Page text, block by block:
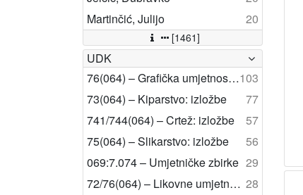
Martinčić, Julijo
20
[1461]
UDK
76(064) – Grafička umjetnost: izložbe103
73(064) – Kiparstvo: izložbe
77
741/744(064) – Crtež: izložbe
57
75(064) – Slikarstvo: izložbe
56
069:7.074 – Umjetničke zbirke 29
72/76(064) – Likovne umjetnosti: izložbe 28